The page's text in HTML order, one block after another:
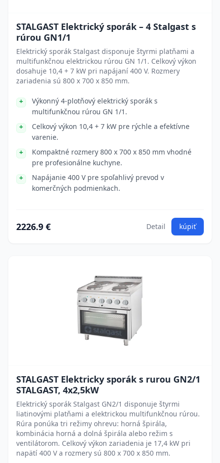
STALGAST Elektrický sporák – 4 Stalgast s
rúrou GN1/1
Elektrický sporák Stalgast disponuje štyrmi platňami a
multifunkčnou elektrickou rúrou GN 1/1. Celkový výkon
dosahuje 10,4 + 7 kW pri napájaní 400 V. Rozmery
zariadenia sú 800 x 700 x 850 mm.
Výkonný 4-plotňový elektrický sporák s
multifunkčnou rúrou GN 1/1.
Celkový výkon 10,4 + 7 kW pre rýchle a efektívne
varenie.
Kompaktné rozmery 800 x 700 x 850 mm vhodné
pre profesionálne kuchyne.
Napájanie 400 V pre spoľahlivý prevod v
komerčných podmienkach.
2226.9 € Detail kúpiť
STALGAST Elektricky sporák s rurou GN2/1
STALGAST, 4x2,5kW
Elektrický sporák Stalgast GN2/1 disponuje štyrmi
liatinovými platňami a elektrickou multifunkčnou rúrou.
Rúra ponúka tri režimy ohrevu: horná špirála,
kombinácia horná a dolná špirála alebo režim s
ventilátorom. Celkový výkon zariadenia je 17,4 kW pri
napätí 400 V a rozmery sú 800 x 700 x 850 mm.